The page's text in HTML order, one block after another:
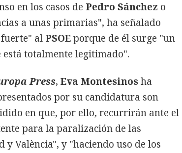
en los casos de Pedro Sánchez o
a unas primarias", ha señalado
fuerte" al PSOEporque de él surge "un
totalmente legitimado".
Press, Eva Montesinosha
por su candidatura son
en que, por ello, recurrirán ante el
para la paralización de las
València", y "haciendo uso de los